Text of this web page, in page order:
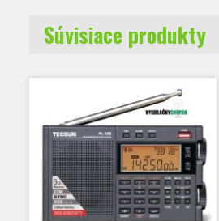
Súvisiace produkty